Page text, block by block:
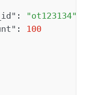
: "ot123134"
:
100